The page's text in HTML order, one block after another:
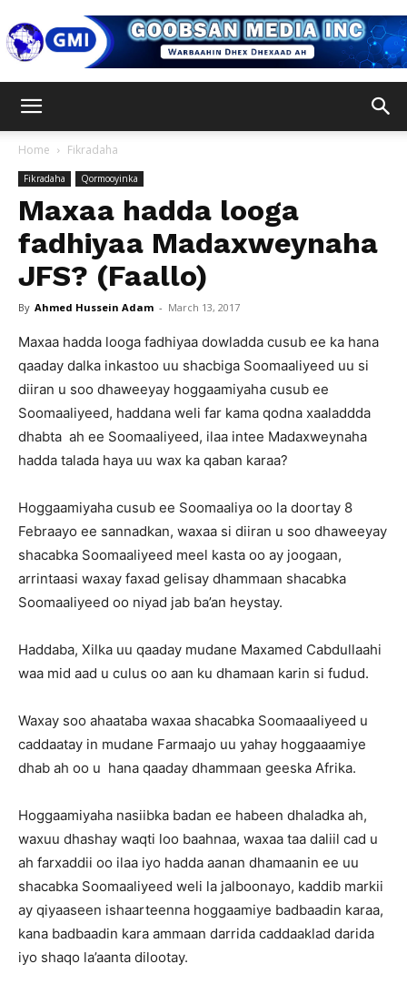
Inc
Home Fikradaha
Fikradaha Qormooyinka
Maxaa hadda looga
fadhiyaa Madaxweynaha
JFS? (Faallo)
By Ahmed Hussein Adam - March 13, 2017
Maxaa hadda looga fadhiyaa dowladda cusub ee ka hana
qaaday dalka inkastoo uu shacbiga Soomaaliyeed uu si
diiran u soo dhaweeyay hoggaamiyaha cusub ee
Soomaaliyeed, haddana weli far kama qodna xaaladdda
dhabta ah ee Soomaaliyeed, ilaa intee Madaxweynaha
hadda talada haya uu wax ka qaban karaa?
Hoggaamiyaha cusub ee Soomaaliya oo la doortay 8
Febraayo ee sannadkan, waxaa si diiran u soo dhaweeyay
shacabka Soomaaliyeed meel kasta oo ay joogaan,
arrintaasi waxay faxad gelisay dhammaan shacabka
Soomaaliyeed oo niyad jab ba’an heystay.
Haddaba, Xilka uu qaaday mudane Maxamed Cabdullaahi
waa mid aad u culus oo aan ku dhamaan karin si fudud.
Waxay soo ahaataba waxaa shacabka Soomaaaliyeed u
caddaatay in mudane Farmaajo uu yahay hoggaaamiye
dhab ah oo u hana qaaday dhammaan geeska Afrika.
Hoggaamiyaha nasiibka badan ee habeen dhaladka ah,
waxuu dhashay waqti loo baahnaa, waxaa taa daliil cad u
ah farxaddii oo ilaa iyo hadda aanan dhamaanin ee uu
shacabka Soomaaliyeed weli la jalboonayo, kaddib markii
ay qiyaaseen ishaarteenna hoggaamiye badbaadin karaa,
kana badbaadin kara ammaan darrida caddaaklad darida
iyo shaqo la’aanta dilootay.